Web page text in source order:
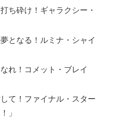
ち砕け！ギャラクシー・
となる！ルミナ・シャイ
れ！コメット・ブレイ
て！ファイナル・スター
」